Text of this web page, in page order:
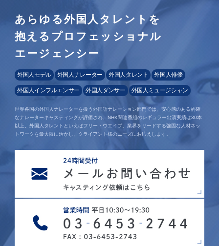
あらゆる外国人タレントを
抱えるプロフェッショナル
エージェンシー
外国人モデル 外国人ナレーター 外国人タレント 外国人俳優
外国人インフルエンサー 外国人ダンサー 外国人ミュージシャン
世界各国の外国人ナレーターを扱う外国語ナレーション部門では、安心感のある的確
なナレーターキャスティングが評価され、NHK関連番組のレギュラー出演実績は30本
以上。外国人タレントといえばフリー・ウエイブ。業界をリードする強固な人材ネッ
トワークを最大限に活かし、クライアント様のニーズにお応えします。